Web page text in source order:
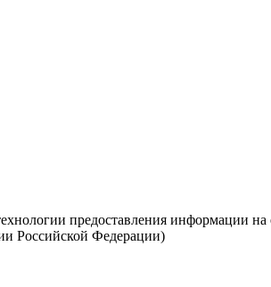
предоставления информации на
Российской Федерации)